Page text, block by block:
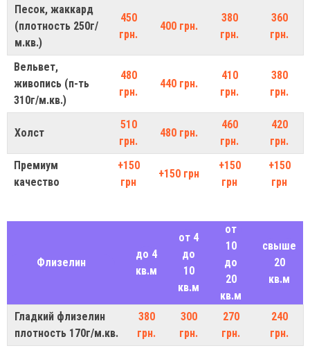
Песок, жаккард
(плотность 250г/
м.кв.)
450
грн.
400 грн.
380
грн.
360
грн.
Вельвет,
живопись (п-ть
310г/м.кв.)
480
грн.
440 грн.
410
грн.
380
грн.
Холст
510
грн.
480 грн.
460
грн.
420
грн.
Премиум
качество
+150
грн
+150 грн
+150
грн
+150
грн
Флизелин
до 4
кв.м
от 4
до
10
кв.м
от
10
до
20
кв.м
свыше
20
кв.м
Гладкий флизелин
плотность 170г/м.кв.
380
грн.
300
грн.
270
грн.
240
грн.